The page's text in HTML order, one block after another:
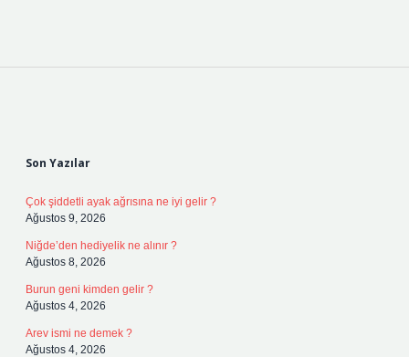
Son Yazılar
Çok şiddetli ayak ağrısına ne iyi gelir ?
Ağustos 9, 2026
Niğde’den hediyelik ne alınır ?
Ağustos 8, 2026
Burun geni kimden gelir ?
Ağustos 4, 2026
Arev ismi ne demek ?
Ağustos 4, 2026